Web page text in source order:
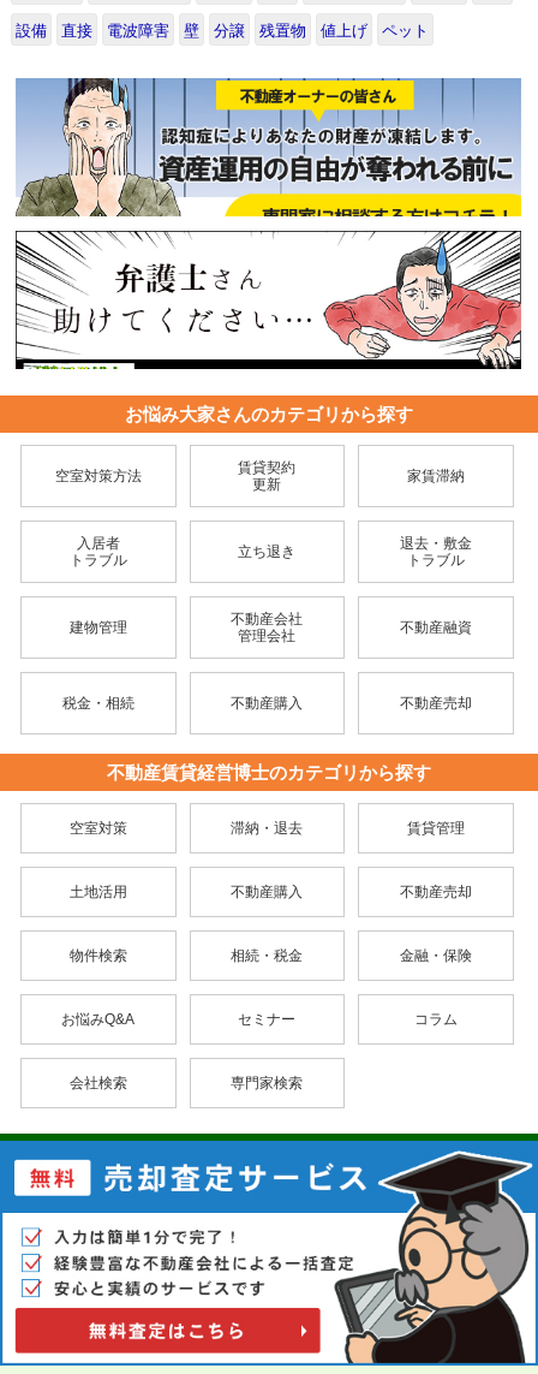
設備 直接 電波障害 壁 分譲 残置物 値上げ ペット
お悩み大家さんのカテゴリから探す
空室対策方法
賃貸契約
更新
家賃滞納
入居者
トラブル
立ち退き
退去・敷金
トラブル
建物管理
不動産会社
管理会社
不動産融資
税金・相続 不動産購入 不動産売却
不動産賃貸経営博士のカテゴリから探す
空室対策 滞納・退去 賃貸管理
土地活用 不動産購入 不動産売却
物件検索 相続・税金 金融・保険
お悩みQ&A セミナー コラム
会社検索 専門家検索